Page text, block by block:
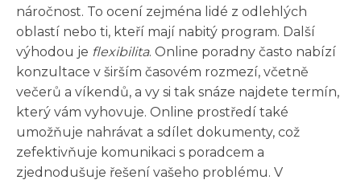
náročnost. To ocení zejména lidé z odlehlých
oblastí nebo ti, kteří mají nabitý program. Další
výhodou je flexibilita. Online poradny často nabízí
konzultace v širším časovém rozmezí, včetně
večerů a víkendů, a vy si tak snáze najdete termín,
který vám vyhovuje. Online prostředí také
umožňuje nahrávat a sdílet dokumenty, což
zefektivňuje komunikaci s poradcem a
zjednodušuje řešení vašeho problému. V